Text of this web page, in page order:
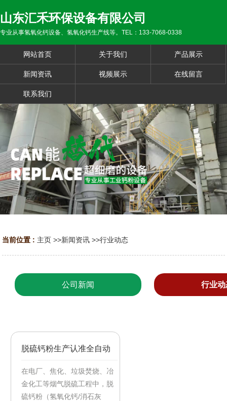
山东汇禾环保设备有限公司
专业从事氢氧化钙设备、氢氧化钙生产线等。TEL：133-7068-0338
网站首页 关于我们 产品展示
新闻资讯 视频展示 在线留言
联系我们
当前位置 : 主页 >>新闻资讯 >>行业动态
公司新闻 行业
脱硫钙粉生产认准全自动
氢氧化钙设备
在电厂、焦化、垃圾焚烧、冶
金化工等烟气脱硫工程中，脱
硫钙粉（氢氧化钙/消石灰